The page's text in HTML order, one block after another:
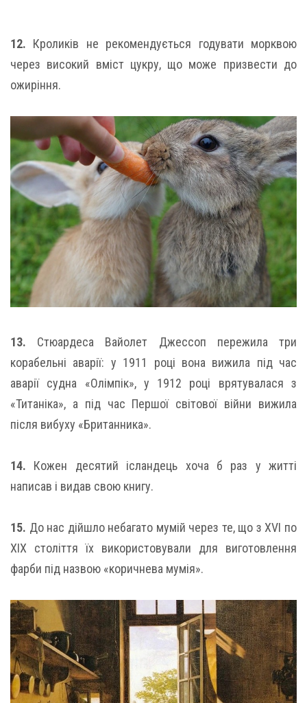
12. Кроликів не рекомендується годувати морквою
через високий вміст цукру, що може призвести до
ожиріння.
13. Стюардеса Вайолет Джессоп пережила три
корабельні аварії: у 1911 році вона вижила під час
аварії судна «Олімпік», у 1912 році врятувалася з
«Титаніка», а під час Першої світової війни вижила
після вибуху «Британника».
14. Кожен десятий ісландець хоча б раз у житті
написав і видав свою книгу.
15. До нас дійшло небагато мумій через те, що з XVI по
XIX століття їх використовували для виготовлення
фарби під назвою «коричнева мумія».